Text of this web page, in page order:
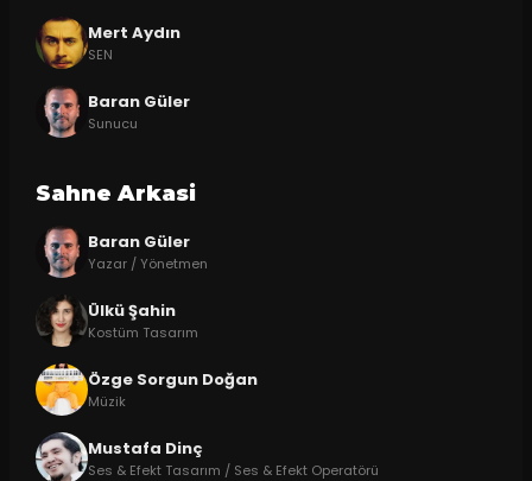
Mert Aydın
SEN
Baran Güler
Sunucu
Sahne Arkasi
Baran Güler
Yazar / Yönetmen
Ülkü Şahin
Kostüm Tasarım
Özge Sorgun Doğan
Müzik
Mustafa Dinç
Ses & Efekt Tasarım / Ses & Efekt Operatörü